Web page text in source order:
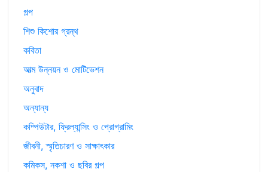
গল্প
শিশু কিশোর গ্রন্থ
কবিতা
আত্ম উন্নয়ন ও মোটিভেশন
অনুবাদ
অন্যান্য
কম্পিউটার, ফ্রিল্যান্সিং ও প্রোগ্রামিং
জীবনী, স্মৃতিচারণ ও সাক্ষাৎকার
কমিকস, নকশা ও ছবির গল্প